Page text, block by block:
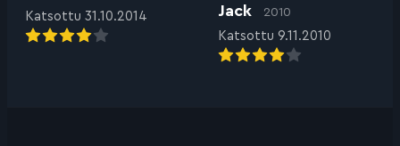
Katsottu 31.10.2014
Jack
2010
Katsottu 9.11.2010